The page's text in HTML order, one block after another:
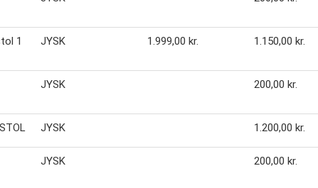
1
JYSK 1.999,00 kr. 1.150,00 kr.
JYSK 200,00 kr.
JYSK 1.200,00 kr.
JYSK 200,00 kr.